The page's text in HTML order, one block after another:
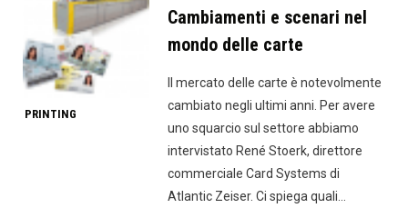
PRINTING
Cambiamenti e scenari nel
mondo delle carte
Il mercato delle carte è notevolmente
cambiato negli ultimi anni. Per avere
uno squarcio sul settore abbiamo
intervistato René Stoerk, direttore
commerciale Card Systems di
Atlantic Zeiser. Ci spiega quali…